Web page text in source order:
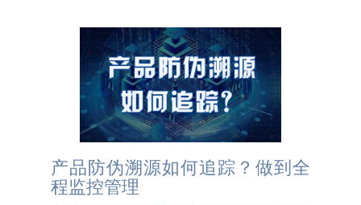
产品防伪溯源如何追踪？做到全
程监控管理